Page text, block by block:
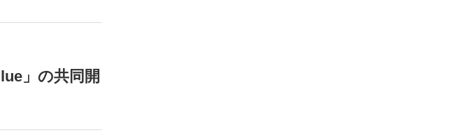
」の共同開